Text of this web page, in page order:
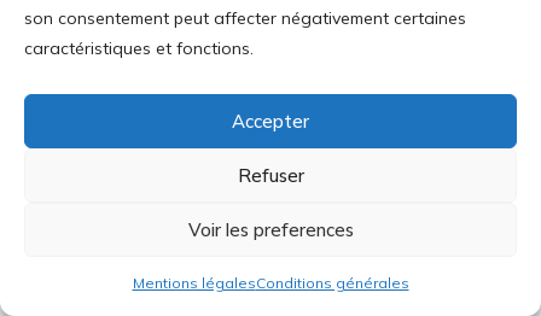
son consentement peut affecter négativement certaines
caractéristiques et fonctions.
Accepter
Refuser
Voir les preferences
Mentions légalesConditions générales
ailleurs détachés »